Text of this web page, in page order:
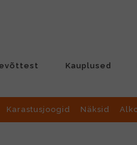
Kauplused
Karastusjoogid Näksid